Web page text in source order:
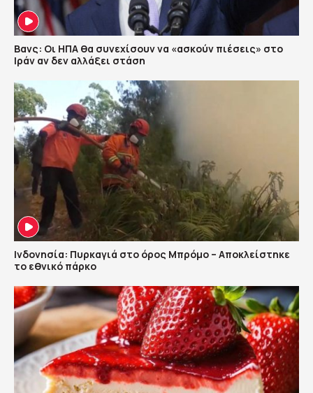
Βανς: Οι ΗΠΑ θα συνεχίσουν να «ασκούν πιέσεις» στο
Ιράν αν δεν αλλάξει στάση
Ινδονησία: Πυρκαγιά στο όρος Μπρόμο – Αποκλείστηκε
το εθνικό πάρκο